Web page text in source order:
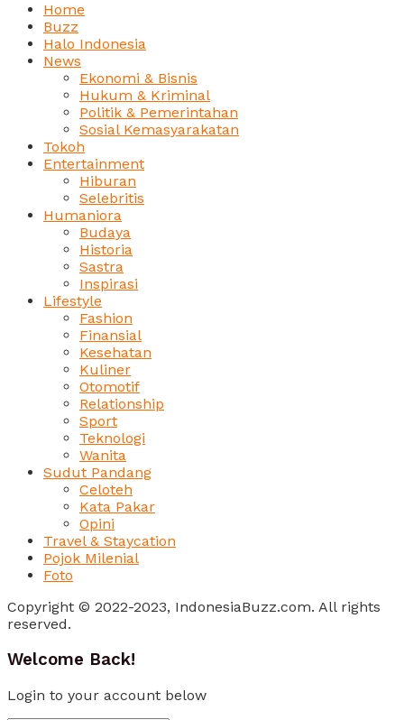
Home
Buzz
Halo Indonesia
News
Ekonomi & Bisnis
Hukum & Kriminal
Politik & Pemerintahan
Sosial Kemasyarakatan
Tokoh
Entertainment
Hiburan
Selebritis
Humaniora
Budaya
Historia
Sastra
Inspirasi
Lifestyle
Fashion
Finansial
Kesehatan
Kuliner
Otomotif
Relationship
Sport
Teknologi
Wanita
Sudut Pandang
Celoteh
Kata Pakar
Opini
Travel & Staycation
Pojok Milenial
Foto
Copyright © 2022-2023, IndonesiaBuzz.com. All rights
reserved.
Welcome Back!
Login to your account below